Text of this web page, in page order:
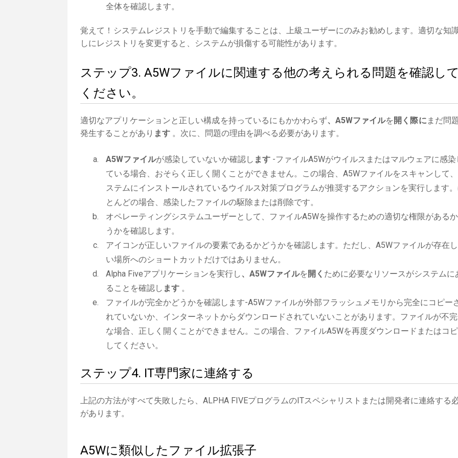
全体を確認します。
覚えて！システムレジストリを手動で編集することは、上級ユーザーにのみお勧めします。適切な知
しにレジストリを変更すると、システムが損傷する可能性があります。
ステップ3. A5Wファイルに関連する他の考えられる問題を確認して
ください。
適切なアプリケーションと正しい構成を持っているにもかかわらず、A5Wファイルを 開く際に まだ問
発生することがあり ます 。次に、問題の理由を調べる必要があります。
A5Wファイルが感染していないか確認し ます -ファイルA5Wがウイルスまたはマルウェアに感染
ている場合、おそらく正しく開くことができません。この場合、A5Wファイルをスキャンして
ステムにインストールされているウイルス対策プログラムが推奨するアクションを実行します
とんどの場合、感染したファイルの駆除または削除です。
オペレーティングシステムユーザーとして、ファイルA5Wを操作するための適切な権限がある
うかを確認します。
アイコンが正しいファイルの要素であるかどうかを確認します。ただし、A5Wファイルが存在
い場所へのショートカットだけではありません。
Alpha Fiveアプリケーションを実行し、A5Wファイルを 開く ために必要なリソースがシステムに
ることを確認し ます 。
ファイルが完全かどうかを確認します-A5Wファイルが外部フラッシュメモリから完全にコピー
れていないか、インターネットからダウンロードされていないことがあります。ファイルが不
な場合、正しく開くことができません。この場合、ファイルA5Wを再度ダウンロードまたはコ
してください。
ステップ4. IT専門家に連絡する
上記の方法がすべて失敗したら、ALPHA FIVEプログラムのITスペシャリストまたは開発者に連絡する
があります。
A5Wに類似したファイル拡張子